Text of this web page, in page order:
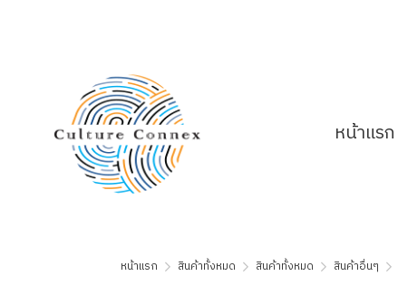
หน้าแรก
หน้าแรก สินค้าทั้งหมด สินค้าทั้งหมด สินค้าอื่นๆ